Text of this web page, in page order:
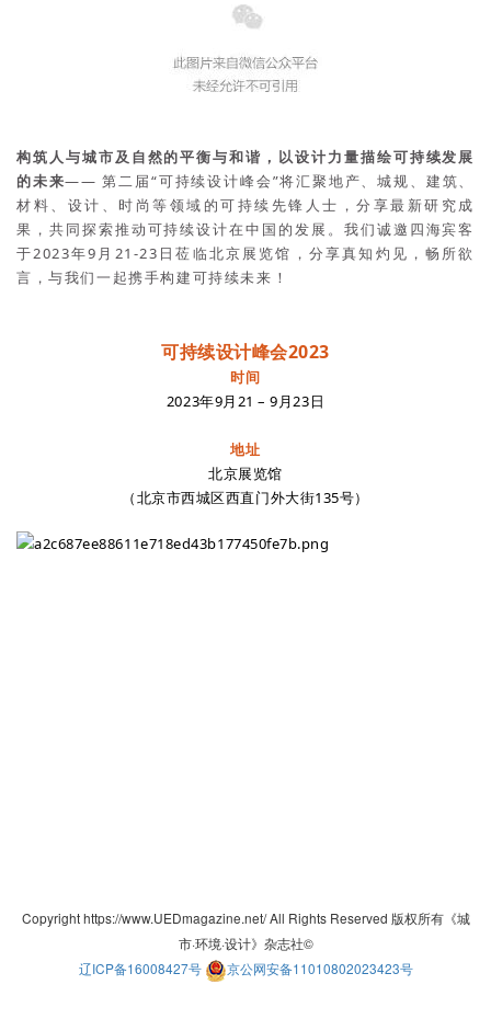
构筑人与城市及自然的平衡与和谐，以设计力量描绘可持续发展
的未来—— 第二届“可持续设计峰会”将汇聚地产、城规、建筑、
材料、设计、时尚等领域的可持续先锋人士，分享最新研究成
果，共同探索推动可持续设计在中国的发展。我们诚邀四海宾客
于2023年9月21-23日莅临北京展览馆，分享真知灼见，畅所欲
言，与我们一起携手构建可持续未来！
可持续设计峰会2023
时间
2023年9月21 – 9月23日
地址
北京展览馆
（北京市西城区西直门外大街135号）
Copyright https://www.UEDmagazine.net/ All Rights Reserved 版权所有《城
市·环境·设计》杂志社©
辽ICP备16008427号
京公网安备11010802023423号